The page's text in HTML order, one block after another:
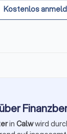
Kostenlos
in Calwwird